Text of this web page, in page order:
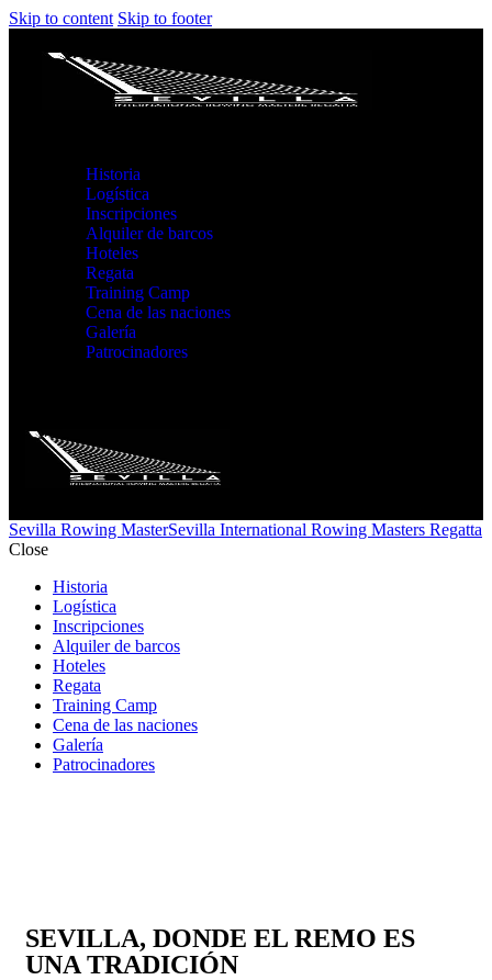
Skip to content Skip to footer
Historia
Logística
Inscripciones
Alquiler de barcos
Hoteles
Regata
Training Camp
Cena de las naciones
Galería
Patrocinadores
Sevilla Rowing MasterSevilla International Rowing Masters Regatta
Close
Historia
Logística
Inscripciones
Alquiler de barcos
Hoteles
Regata
Training Camp
Cena de las naciones
Galería
Patrocinadores
SEVILLA, DONDE EL REMO ES
UNA TRADICIÓN